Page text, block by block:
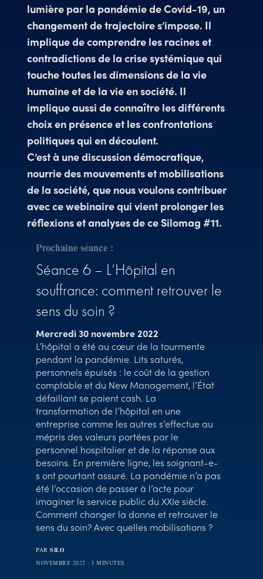
lumière par la pandémie de Covid-19, un
changement de trajectoire s’impose. Il
implique de comprendre les racines et
contradictions de la crise systémique qui
touche toutes les dimensions de la vie
humaine et de la vie en société. Il
implique aussi de connaître les différents
choix en présence et les confrontations
politiques qui en découlent.
C’est à une discussion démocratique,
nourrie des mouvements et mobilisations
de la société, que nous voulons contribuer
avec ce webinaire qui vient prolonger les
réflexions et analyses de ce Silomag #11.
Prochaine séance :
Séance 6 – L’Hôpital en
souffrance: comment retrouver le
sens du soin ?
Mercredi 30 novembre 2022
L’hôpital a été au cœur de la tourmente
pendant la pandémie. Lits saturés,
personnels épuisés : le coût de la gestion
comptable et du New Management, l’État
défaillant se paient cash. La
transformation de l’hôpital en une
entreprise comme les autres s’effectue au
mépris des valeurs portées par le
personnel hospitalier et de la réponse aux
besoins. En première ligne, les soignant-e-
s ont pourtant assuré. La pandémie n’a pas
été l’occasion de passer à l’acte pour
imaginer le service public du XXIe siècle.
Comment changer la donne et retrouver le
sens du soin? Avec quelles mobilisations ?
PAR SILO
NOVEMBRE 2022
3 MINUTES